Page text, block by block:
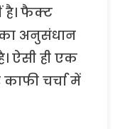
है। फैक्ट
का अनुसंधान
ऐसी ही एक
चर्चा में